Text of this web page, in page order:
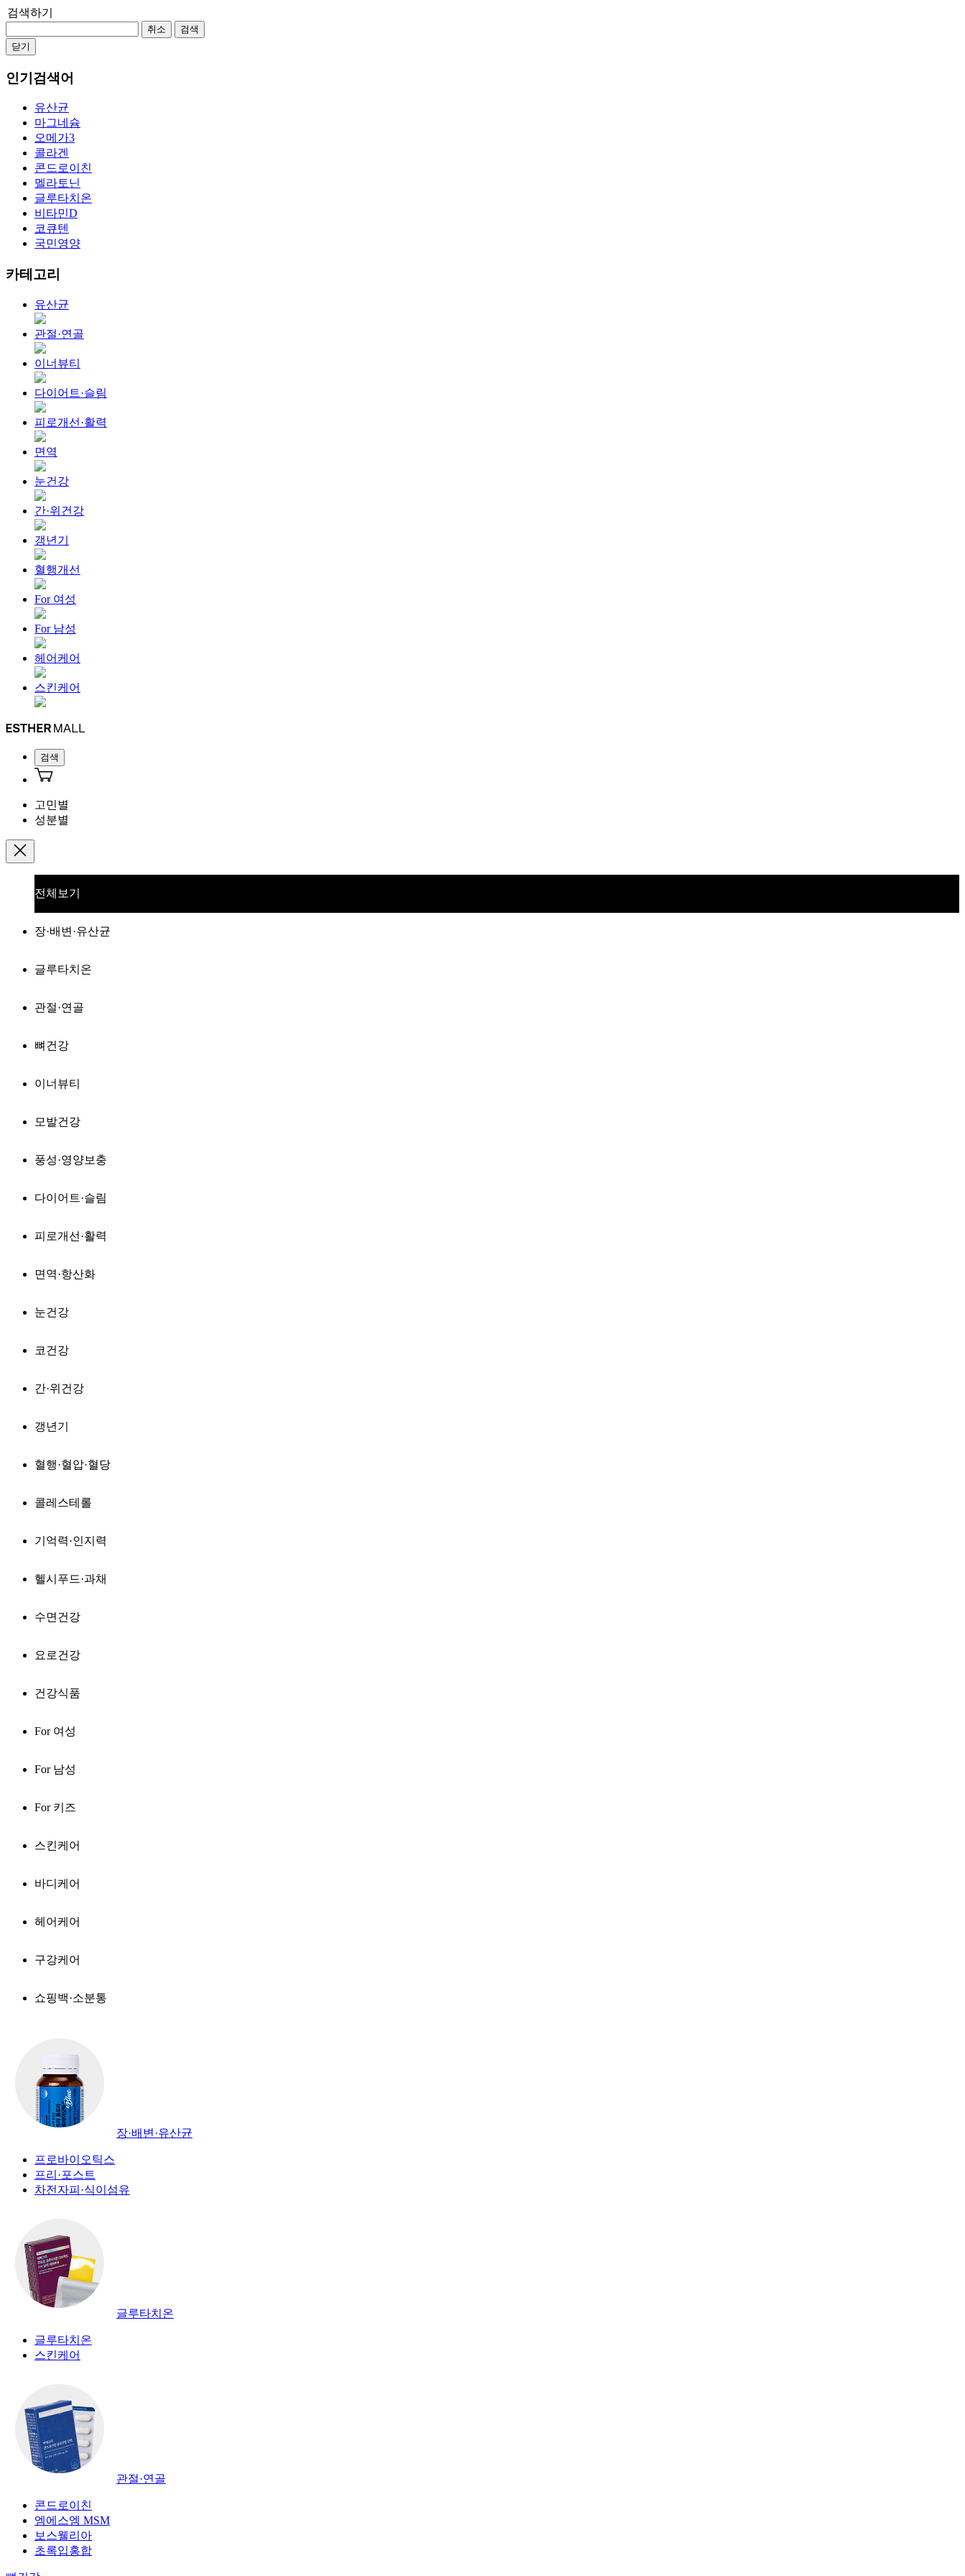
검색하기
취소
검색
닫기
인기검색어
유산균
마그네슘
오메가3
콜라겐
콘드로이친
멜라토닌
글루타치온
비타민D
코큐텐
국민영양
카테고리
유산균
관절·연골
이너뷰티
다이어트·슬림
피로개선·활력
면역
눈건강
간·위건강
갱년기
혈행개선
For 여성
For 남성
헤어케어
스킨케어
검색
고민별
성분별
전체보기
장·배변·유산균
글루타치온
관절·연골
뼈건강
이너뷰티
모발건강
풍성·영양보충
다이어트·슬림
피로개선·활력
면역·항산화
눈건강
코건강
간·위건강
갱년기
혈행·혈압·혈당
콜레스테롤
기억력·인지력
헬시푸드·과채
수면건강
요로건강
건강식품
For 여성
For 남성
For 키즈
스킨케어
바디케어
헤어케어
구강케어
쇼핑백·소분통
장·배변·유산균
프로바이오틱스
프리·포스트
차전자피·식이섬유
글루타치온
글루타치온
스킨케어
관절·연골
콘드로이친
엠에스엠 MSM
보스웰리아
초록입홍합